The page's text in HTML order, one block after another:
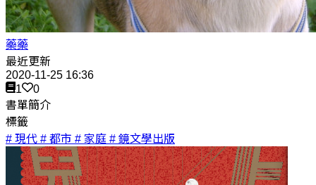
藥藥
最近更新
2020-11-25 16:36
1
0
書單簡介
標籤
# 現代 # 都市 # 家庭 # 鏡文學出版